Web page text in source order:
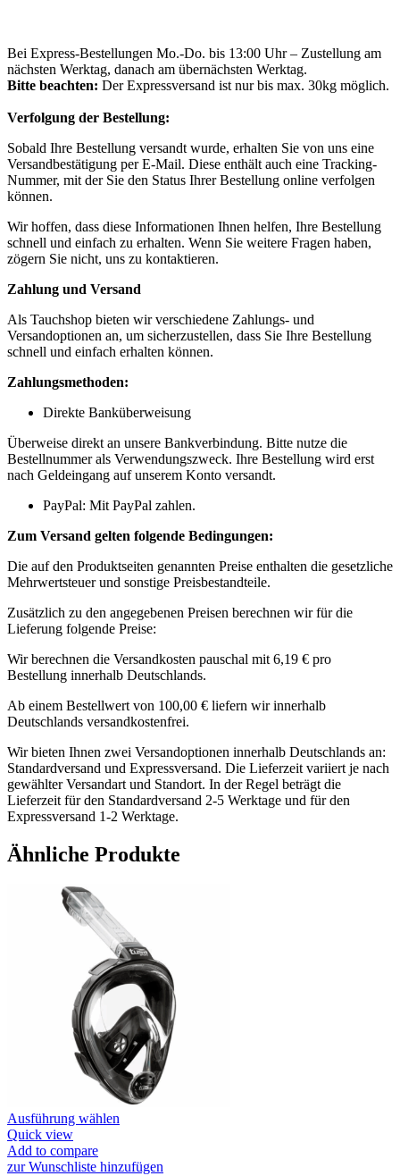
Bei Express-Bestellungen Mo.-Do. bis 13:00 Uhr – Zustellung am
nächsten Werktag, danach am übernächsten Werktag.
Bitte beachten: Der Expressversand ist nur bis max. 30kg möglich.
Verfolgung der Bestellung:
Sobald Ihre Bestellung versandt wurde, erhalten Sie von uns eine
Versandbestätigung per E-Mail. Diese enthält auch eine Tracking-
Nummer, mit der Sie den Status Ihrer Bestellung online verfolgen
können.
Wir hoffen, dass diese Informationen Ihnen helfen, Ihre Bestellung
schnell und einfach zu erhalten. Wenn Sie weitere Fragen haben,
zögern Sie nicht, uns zu kontaktieren.
Zahlung und Versand
Als Tauchshop bieten wir verschiedene Zahlungs- und
Versandoptionen an, um sicherzustellen, dass Sie Ihre Bestellung
schnell und einfach erhalten können.
Zahlungsmethoden:
Direkte Banküberweisung
Überweise direkt an unsere Bankverbindung. Bitte nutze die
Bestellnummer als Verwendungszweck. Ihre Bestellung wird erst
nach Geldeingang auf unserem Konto versandt.
PayPal: Mit PayPal zahlen.
Zum Versand gelten folgende Bedingungen:
Die auf den Produktseiten genannten Preise enthalten die gesetzliche
Mehrwertsteuer und sonstige Preisbestandteile.
Zusätzlich zu den angegebenen Preisen berechnen wir für die
Lieferung folgende Preise:
Wir berechnen die Versandkosten pauschal mit 6,19 € pro
Bestellung innerhalb Deutschlands.
Ab einem Bestellwert von 100,00 € liefern wir innerhalb
Deutschlands versandkostenfrei.
Wir bieten Ihnen zwei Versandoptionen innerhalb Deutschlands an:
Standardversand und Expressversand. Die Lieferzeit variiert je nach
gewählter Versandart und Standort. In der Regel beträgt die
Lieferzeit für den Standardversand 2-5 Werktage und für den
Expressversand 1-2 Werktage.
Ähnliche Produkte
Ausführung wählen
mehrere
Quick view
Add to compare
zur Wunschliste hinzufügen